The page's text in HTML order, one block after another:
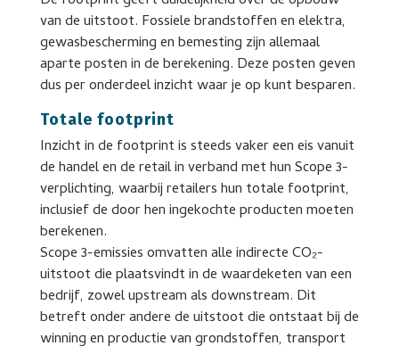
van de uitstoot. Fossiele brandstoffen en elektra,
gewasbescherming en bemesting zijn allemaal
aparte posten in de berekening. Deze posten geven
dus per onderdeel inzicht waar je op kunt besparen.
Totale footprint
Inzicht in de footprint is steeds vaker een eis vanuit
de handel en de retail in verband met hun Scope 3-
verplichting, waarbij retailers hun totale footprint,
inclusief de door hen ingekochte producten moeten
berekenen.
Scope 3-emissies omvatten alle indirecte CO₂-
uitstoot die plaatsvindt in de waardeketen van een
bedrijf, zowel upstream als downstream. Dit
betreft onder andere de uitstoot die ontstaat bij de
winning en productie van grondstoffen, transport